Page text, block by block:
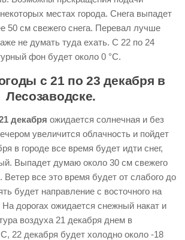
местах города. Снега выпадет
50 см свежего снега. Перевал лучше
не думать туда ехать. С 22 по 24
фон будет около 0 °С.
с 21 по 23 декабря в
Лесозаводске.
декабря ожидается солнечная и без
увеличится облачность и пойдет
в городе все время будет идти снег,
Выпадет думаю около 30 см свежего
Ветер все это время будет от слабого до
будет направление с восточного на
дорогах ожидается снежный накат и
воздуха 21 декабря днем в
22 декабря будет холодно около -18